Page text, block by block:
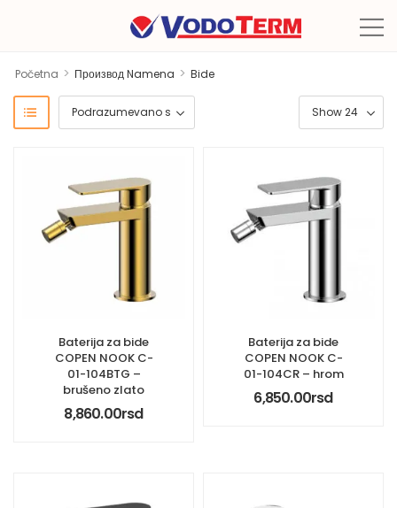
Početna > Производ Namena > Bide
Baterija za bide
COPEN NOOK C-
01-104BTG –
brušeno zlato
8,860.00rsd
Baterija za bide
COPEN NOOK C-
01-104CR – hrom
6,850.00rsd